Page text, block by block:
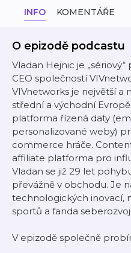
INFO KOMENTÁŘE
O epizodě podcastu
Vladan Hejnic je
CEO společností
VIVnetworks je největší a
střední a východní
platforma řízená daty
personalizované weby)
commerce hráče.
affiliate platforma pro
Vladan se již 29 let
převážně v obchodu. Je
technologických inovací,
sportů a fanda
V epizodě společně